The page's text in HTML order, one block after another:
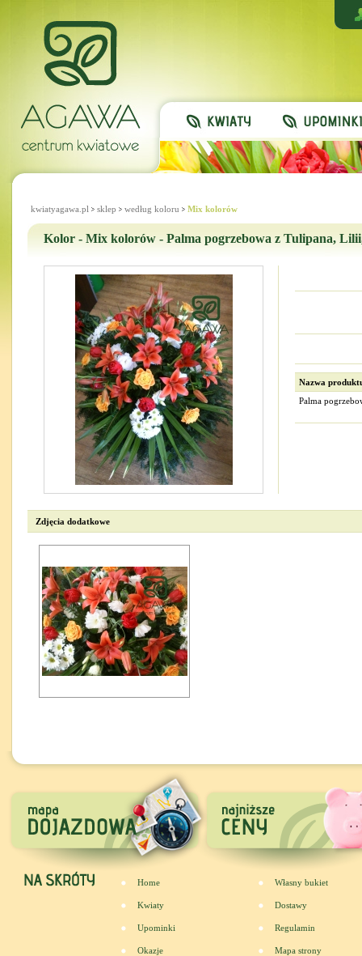
kwiatyagawa.pl sklep według koloru Mix kolorów
Kolor - Mix kolorów - Palma pogrzebowa z Tulipana,
Nazwa
Palma
Zdjęcia dodatkowe
Home Własny bukiet
Kwiaty Dostawy
Upominki Regulamin
Okazje Mapa strony